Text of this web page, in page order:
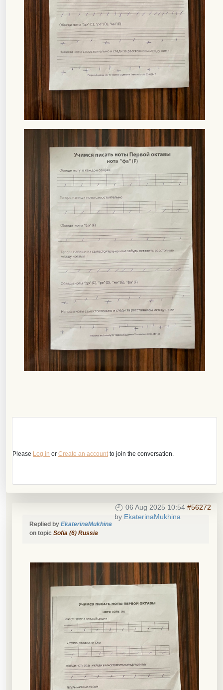
Please Log in or Create an account to join the conversation.
06 Aug 2025 10:54 #56272
by EkaterinaMukhina
Replied by EkaterinaMukhina
on topic Sofia (6) Russia